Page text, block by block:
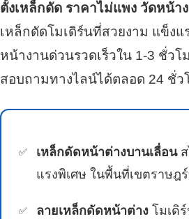
ตั้งเหล็กดัด ราคาไม่แพง วัดหน้า
เหล็กดัดโมเดิร์นที่สวยงาม แข็ง
หน้างานด่วนรวดเร็วใน 1-3 ชั่ว
สอบถามทางไลน์ได้ตลอด 24 ชั่ว
เหล็กดัดหน้าต่างบานเลื่อนส
แรงพิเศษ ในพื้นที่เขตราษฎ
ลายเหล็กดัดหน้าต่าง โมเดิ